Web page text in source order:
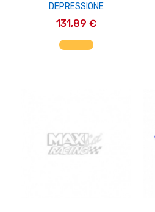
DEPRESSIONE
131,89 €
AGGIUNGI AL CARRELLO